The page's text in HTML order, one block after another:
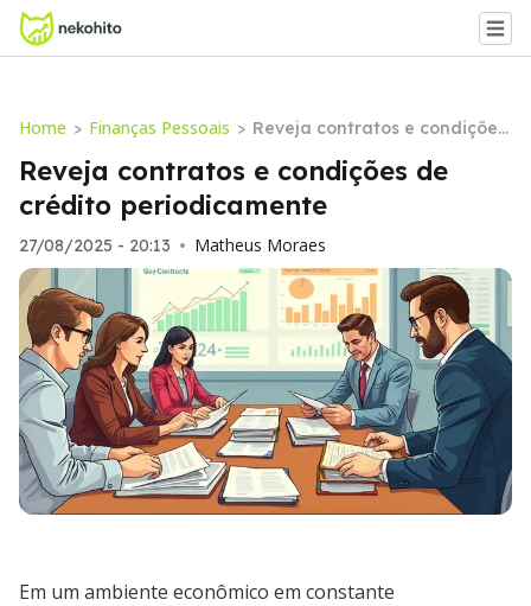
Home > Finanças Pessoais > Reveja contratos e condições
de crédito periodicamente
Reveja contratos e condições de
crédito periodicamente
27/08/2025 - 20:13 • Matheus Moraes
Em um ambiente econômico em constante